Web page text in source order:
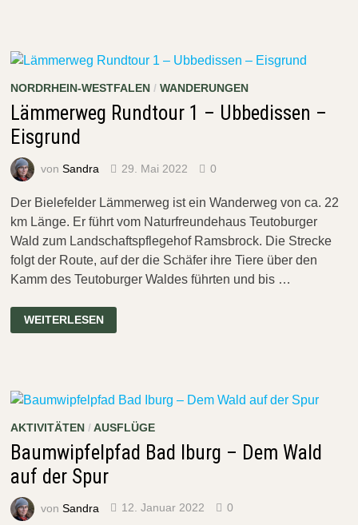
NORDRHEIN-WESTFALEN/ WANDERUNGEN
Lämmerweg Rundtour 1 – Ubbedissen –
Eisgrund
von Sandra 29. Mai 2022 0
Der Bielefelder Lämmerweg ist ein Wanderweg von ca. 22
km Länge. Er führt vom Naturfreundehaus Teutoburger
Wald zum Landschaftspflegehof Ramsbrock. Die Strecke
folgt der Route, auf der die Schäfer ihre Tiere über den
Kamm des Teutoburger Waldes führten und bis …
LÄMMERWEG
RUNDTOUR
WEITERLESEN
AKTIVITÄTEN/AUSFLÜGE
Baumwipfelpfad Bad Iburg – Dem Wald
auf der Spur
von Sandra 12. Januar 2022 0